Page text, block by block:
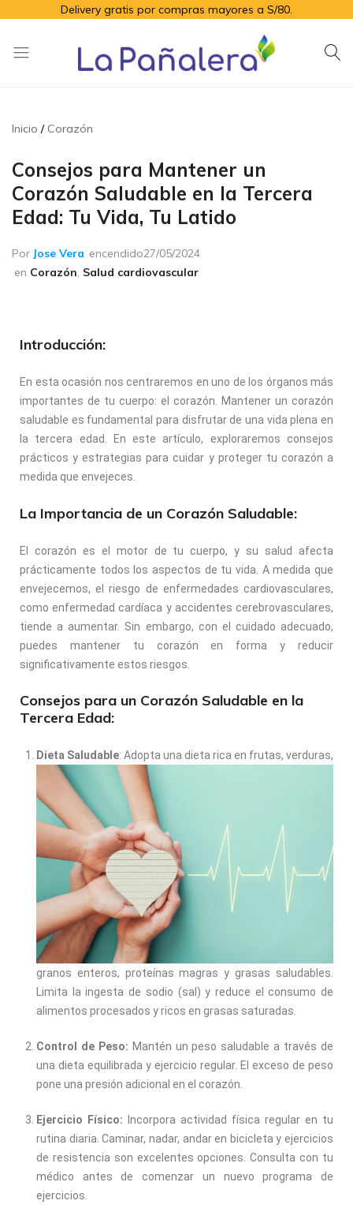
Delivery gratis por compras mayores a S/80.
para
adulto
mayor
Inicio Corazón
Consejos para Mantener un
Corazón Saludable en la Tercera
Edad: Tu Vida, Tu Latido
Por Jose Vera encendido27/05/2024
en Corazón, Salud cardiovascular
Introducción:
En esta ocasión nos centraremos en uno de los órganos más
importantes de tu cuerpo: el corazón. Mantener un corazón
saludable es fundamental para disfrutar de una vida plena en
la tercera edad. En este artículo, exploraremos consejos
prácticos y estrategias para cuidar y proteger tu corazón a
medida que envejeces.
La Importancia de un Corazón Saludable:
El corazón es el motor de tu cuerpo, y su salud afecta
prácticamente todos los aspectos de tu vida. A medida que
envejecemos, el riesgo de enfermedades cardiovasculares,
como enfermedad cardíaca y accidentes cerebrovasculares,
tiende a aumentar. Sin embargo, con el cuidado adecuado,
puedes mantener tu corazón en forma y reducir
significativamente estos riesgos.
Consejos para un Corazón Saludable en la
Tercera Edad:
Dieta Saludable: Adopta una dieta rica en frutas, verduras,
granos enteros, proteínas magras y grasas saludables.
Limita la ingesta de sodio (sal) y reduce el consumo de
alimentos procesados y ricos en grasas saturadas.
Control de Peso: Mantén un peso saludable a través de
una dieta equilibrada y ejercicio regular. El exceso de peso
pone una presión adicional en el corazón.
Ejercicio Físico: Incorpora actividad física regular en tu
rutina diaria. Caminar, nadar, andar en bicicleta y ejercicios
de resistencia son excelentes opciones. Consulta con tu
médico antes de comenzar un nuevo programa de
ejercicios.